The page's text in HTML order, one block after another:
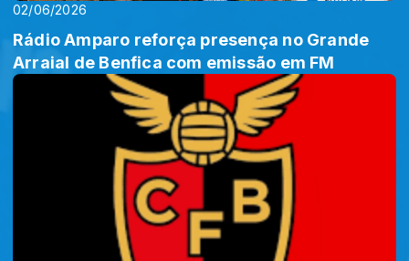
02/06/2026
Rádio Amparo reforça presença no Grande
Arraial de Benfica com emissão em FM